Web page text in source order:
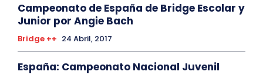
Campeonato de España de Bridge Escolar y
Junior por Angie Bach
Bridge ++ 24 Abril, 2017
España: Campeonato Nacional Juvenil